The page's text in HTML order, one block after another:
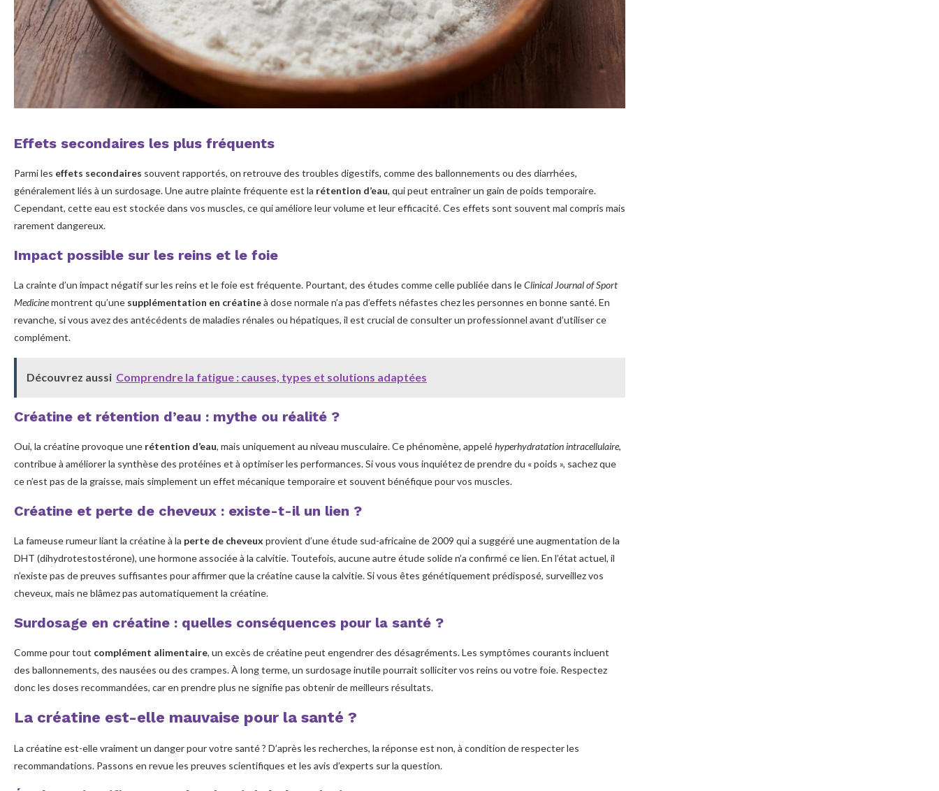
Effets secondaires les plus fréquents
Parmi les effets secondaires souvent rapportés, on retrouve des troubles digestifs, comme des ballonnements ou des diarrhées,
généralement liés à un surdosage. Une autre plainte fréquente est la rétention d’eau, qui peut entraîner un gain de poids temporaire.
Cependant, cette eau est stockée dans vos muscles, ce qui améliore leur volume et leur efficacité. Ces effets sont souvent mal compris mais
rarement dangereux.
Impact possible sur les reins et le foie
La crainte d’un impact négatif sur les reins et le foie est fréquente. Pourtant, des études comme celle publiée dans leClinical Journal of Sport
Medicinemontrent qu’une supplémentation en créatineà dose normale n’a pas d’effets néfastes chez les personnes en bonne santé. En
revanche, si vous avez des antécédents de maladies rénales ou hépatiques, il est crucial de consulter un professionnel avant d’utiliser ce
complément.
Découvrez aussi Comprendre la fatigue : causes, types et solutions adaptées
Créatine et rétention d’eau : mythe ou réalité ?
Oui, la créatine provoque une rétention d’eau, mais uniquement au niveau musculaire. Ce phénomène, appeléhyperhydratation intracellulaire,
contribue à améliorer la synthèse des protéines et à optimiser les performances. Si vous vous inquiétez de prendre du « poids », sachez que
ce n’est pas de la graisse, mais simplement un effet mécanique temporaire et souvent bénéfique pour vos muscles.
Créatine et perte de cheveux : existe-t-il un lien ?
La fameuse rumeur liant la créatine à la perte de cheveux provient d’une étude sud-africaine de 2009 qui a suggéré une augmentation de la
DHT (dihydrotestostérone), une hormone associée à la calvitie. Toutefois, aucune autre étude solide n’a confirmé ce lien. En l’état actuel, il
n’existe pas de preuves suffisantes pour affirmer que la créatine cause la calvitie. Si vous êtes génétiquement prédisposé, surveillez vos
cheveux, mais ne blâmez pas automatiquement la créatine.
Surdosage en créatine : quelles conséquences pour la santé ?
Comme pour tout complément alimentaire, un excès de créatine peut engendrer des désagréments. Les symptômes courants incluent
des ballonnements, des nausées ou des crampes. À long terme, un surdosage inutile pourrait solliciter vos reins ou votre foie. Respectez
donc les doses recommandées, car en prendre plus ne signifie pas obtenir de meilleurs résultats.
La créatine est-elle mauvaise pour la santé ?
La créatine est-elle vraiment un danger pour votre santé ? D’après les recherches, la réponse est non, à condition de respecter les
recommandations. Passons en revue les preuves scientifiques et les avis d’experts sur la question.